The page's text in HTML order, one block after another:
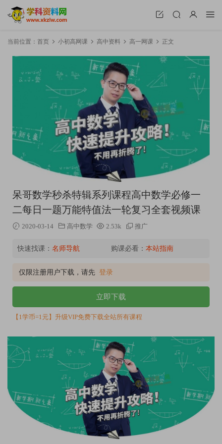
当前位置： 首页 小初高网课 高中资料 高一网课 正文
呆哥数学秒杀特辑系列课程高中数学必修一
二每日一题万能特值法一轮复习全套视频课
2020-03-14 高中数学 2.53k 推广
快速找课： 名师导航 购课必看： 本站指南
仅限注册用户下载，请先 登录
立即下载
【1学币=1元】升级VIP免费下载全站所有课程